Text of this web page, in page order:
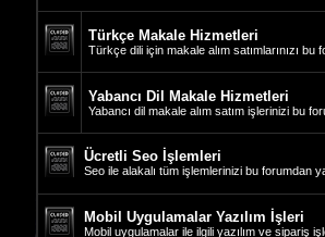
Türkçe Makale Hizmetleri
Türkçe dili için makale alım satımlarınızı bu
Yabancı Dil Makale Hizmetleri
Yabancı dil makale alım satım işlerinizi bu
Ücretli Seo İşlemleri
Seo ile alakalı tüm işlemlerinizi bu forumdan
Mobil Uygulamalar Yazılım İşleri
Mobil uygulamalar ile ilgili yazılım ve sipariş